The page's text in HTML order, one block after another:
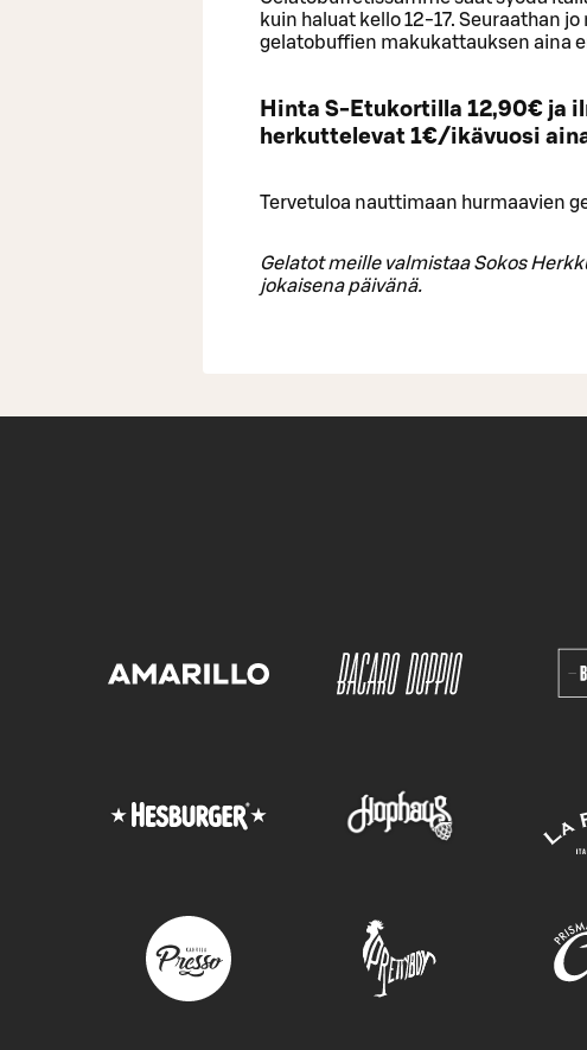
kuin haluat kello 12-17. Seuraathan
gelatobuffien makukattauksen aina
Hinta S-Etukortilla 12,90€ ja
herkuttelevat 1€/ikävuosi
Tervetuloa nauttimaan hurmaavien
Gelatot meille valmistaa Sokos
jokaisena päivänä.